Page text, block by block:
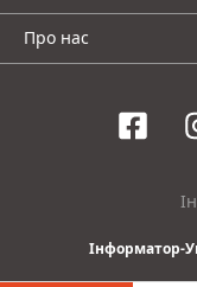
Про нас
Інформатор-